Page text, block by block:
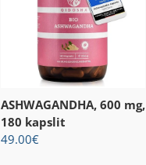
ASHWAGANDHA, 600 mg,
180 kapslit
49.00€